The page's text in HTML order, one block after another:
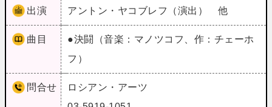
出演 アントン・ヤコブレフ（演出） 他
曲目
●決闘（音楽：マノツコフ、作：チェーホ
フ）
問合せ
ロシアン・アーツ